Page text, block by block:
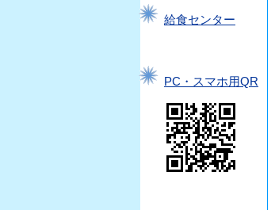
給食センター
PC・スマホ用QR